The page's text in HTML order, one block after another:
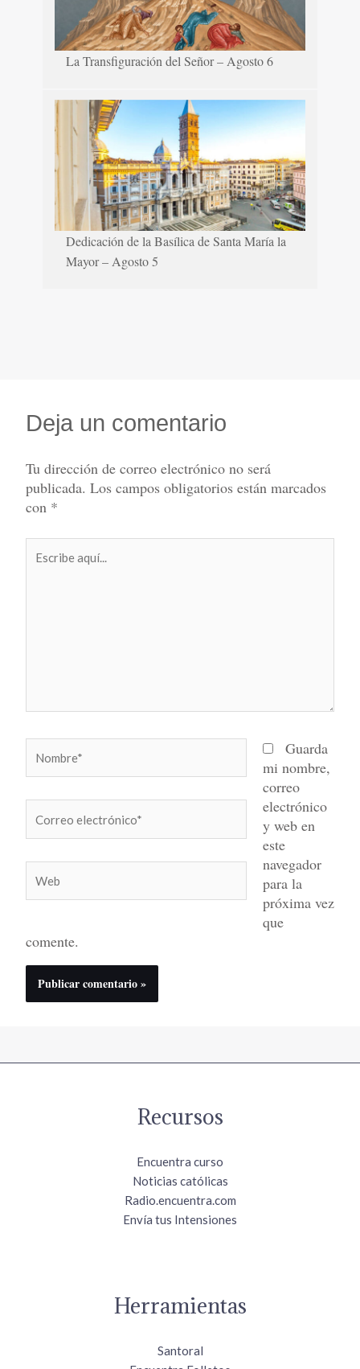
La Transfiguración del Señor – Agosto 6
Dedicación de la Basílica de Santa María la
Mayor – Agosto 5
Deja un comentario
Tu dirección de correo electrónico no será
publicada. Los campos obligatorios están marcados
con *
aquí...
electrónico*
Guarda
mi nombre,
correo
electrónico
y web en
este
navegador
para la
próxima vez
que
comente.
Recursos
Encuentra curso
Noticias católicas
Radio.encuentra.com
Envía tus Intensiones
Herramientas
Santoral